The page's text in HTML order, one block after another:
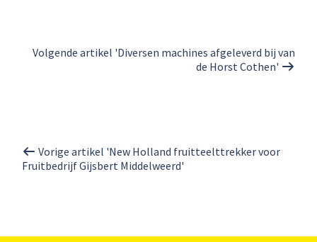
Volgende artikel 'Diversen machines afgeleverd bij van
de Horst Cothen'
Vorige artikel 'New Holland fruitteelttrekker voor
Fruitbedrijf Gijsbert Middelweerd'